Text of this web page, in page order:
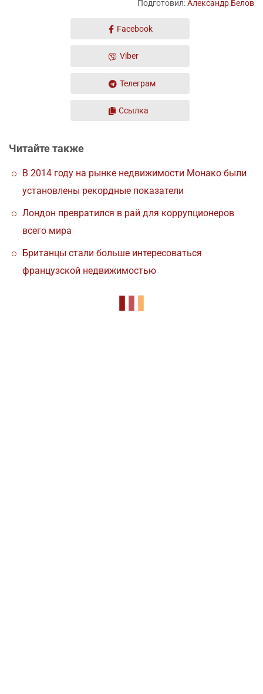
Подготовил:Александр Белов
Facebook
Viber
Телеграм
Ссылка
Читайте также
В 2014 году на рынке недвижимости Монако были
установлены рекордные показатели
Лондон превратился в рай для коррупционеров
всего мира
Британцы стали больше интересоваться
французской недвижимостью